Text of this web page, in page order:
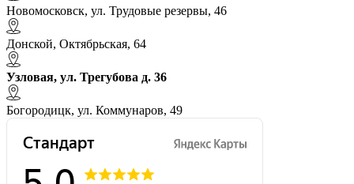
Новомосковск, ул. Трудовые резервы, 46
Донской, Октябрьская, 64
Узловая, ул. Трегубова д. 36
Богородицк, ул. Коммунаров, 49